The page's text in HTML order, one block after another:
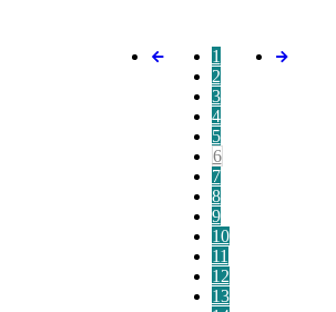
1
2
3
4
5
6
7
8
9
10
11
12
13